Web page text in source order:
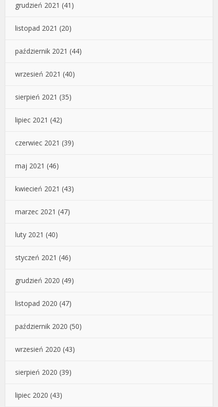
grudzień 2021 (41)
listopad 2021 (20)
październik 2021 (44)
wrzesień 2021 (40)
sierpień 2021 (35)
lipiec 2021 (42)
czerwiec 2021 (39)
maj 2021 (46)
kwiecień 2021 (43)
marzec 2021 (47)
luty 2021 (40)
styczeń 2021 (46)
grudzień 2020 (49)
listopad 2020 (47)
październik 2020 (50)
wrzesień 2020 (43)
sierpień 2020 (39)
lipiec 2020 (43)